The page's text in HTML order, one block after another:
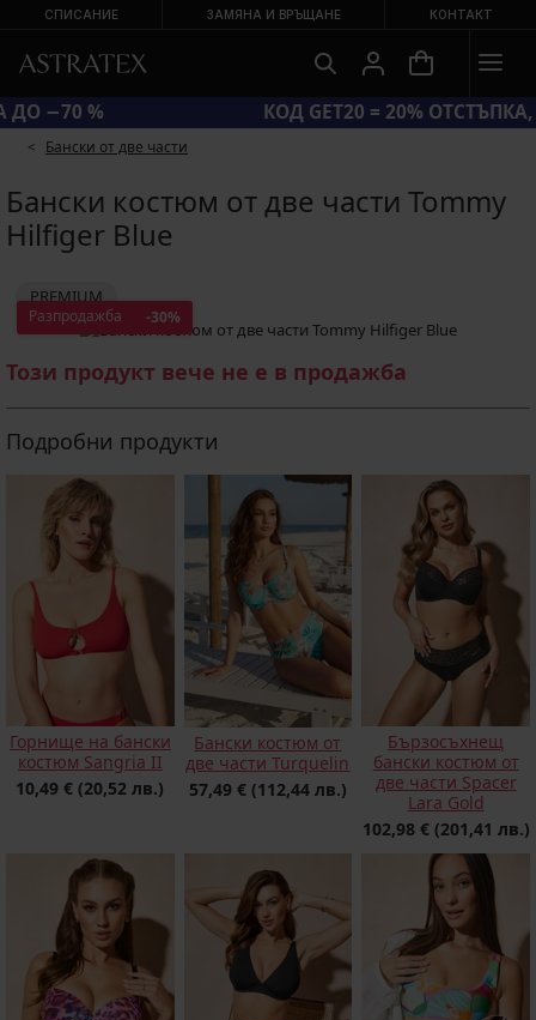
СПИСАНИЕ ЗАМЯНА И ВРЪЩАНЕ КОНТАКТ
ГОЛЯМА ЛЯТНА РАЗПРОДАЖБА ДО −70 %
Бански от две части
Бански костюм от две части Tommy
Hilfiger Blue
PREMIUM
Разпродажба -30%
Този продукт вече не е в продажба
Подробни продукти
Горнище на бански
костюм Sangria II
10,49 € (20,52 лв.)
Бански костюм от
две части Turquelin
57,49 € (112,44 лв.)
Бързосъхнещ
бански костюм от
две части Spacer
Lara Gold
102,98 € (201,41 лв.)